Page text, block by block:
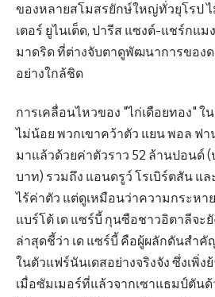
ของหลายสโมสรยักษ์ใหญ่ทั่วยุโรป ไ
เตอร์ ยูไนเต็ด, ปารีส แซงต์-แชร์กแม
มาดริด ที่ต่างจับตาดูพัฒนาการของด
อย่างใกล้ชิด
การเคลื่อนไหวของ "ไก่เดือยทอง"
ไม่น้อย พวกเขาคว้าตัว แยน พอล ฟา
มาแล้วด้วยค่าตัวราว 52 ล้านปอนด์
บาท) รวมถึง แอนดรูว์ โรเบิร์ตสัน แล
ไร้ค่าตัว แต่ดูเหมือนว่าความกระหา
แบร์โต้ เด แซร์บี้ กุนซือชาวอิตาลีจะ
ล่าสุดชี้ว่า เด แซร์บี้ คือผู้ผลักดันสำคั
ในตัวแฟร์นันเดสอย่างจริงจัง ซึ่งเพิ่
เมื่อซัมเมอร์ที่แล้วจากเซาแธมป์ตัน